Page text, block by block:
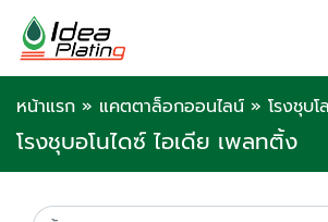
หน้าแรก » แคตตาล็อกออนไลน์ » โรงชุบโ
โรงชุบอโนไดซ์ ไอเดีย เพลทติ้ง